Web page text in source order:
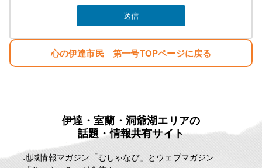
心の伊達市民 第一号TOPページに戻る
伊達・室蘭・洞爺湖エリアの
話題・情報共有サイト
地域情報マガジン「むしゃなび」とウェブマガジン